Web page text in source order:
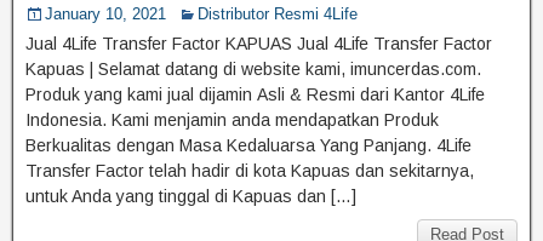
January 10, 2021 Distributor Resmi 4Life
Jual 4Life Transfer Factor KAPUAS Jual 4Life Transfer Factor
Kapuas | Selamat datang di website kami, imuncerdas.com.
Produk yang kami jual dijamin Asli & Resmi dari Kantor 4Life
Indonesia. Kami menjamin anda mendapatkan Produk
Berkualitas dengan Masa Kedaluarsa Yang Panjang. 4Life
Transfer Factor telah hadir di kota Kapuas dan sekitarnya,
untuk Anda yang tinggal di Kapuas dan […]
Read Post